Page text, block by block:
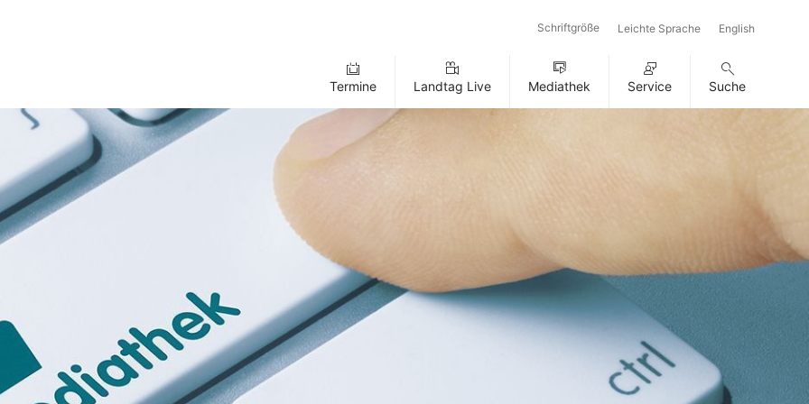
Schriftgröße Leichte Sprache English
Termine Landtag Live Mediathek Service Suche